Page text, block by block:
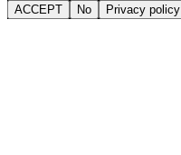
ACCEPT No Privacy policy